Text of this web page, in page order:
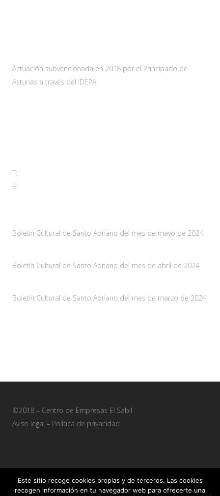
Actuación subvencionada en 2018 por el Principado de
Asturias a través del IDEPA
T:
E:
Boletín Cultural de Santo Adriano del mes de mayo de 2024
Boletín Cultural de Santo Adriano del mes de abril de 2024
Boletín Cultural de Santo Adriano del mes de marzo de 2024
©2018 – Centro de Empresas El Sabil
Aviso legal – Política de privacidad
Este sitio recoge cookies propias y de terceros. Las cookies
recogen información en tu navegador web para ofrecerte una